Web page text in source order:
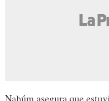
Nahúm asegura que